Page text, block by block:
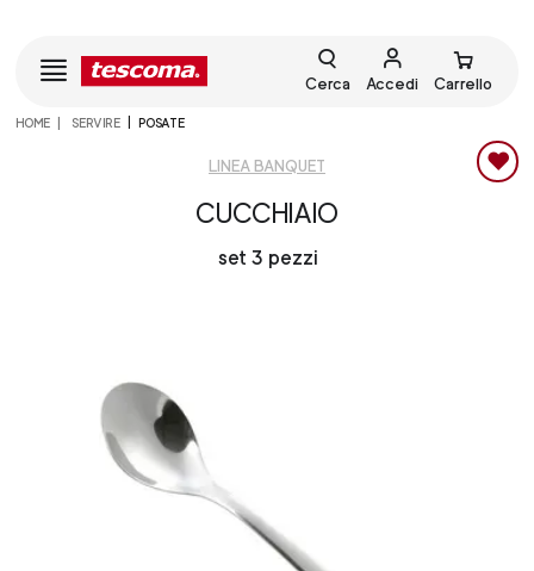
Cerca Accedi Carrello
HOME SERVIRE POSATE
LINEA BANQUET
CUCCHIAIO
set 3 pezzi